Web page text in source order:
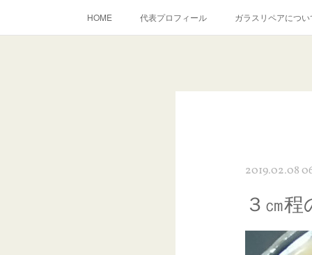
HOME 代表プロフィール ガラスリペアについ
2019.02.08
３㎝